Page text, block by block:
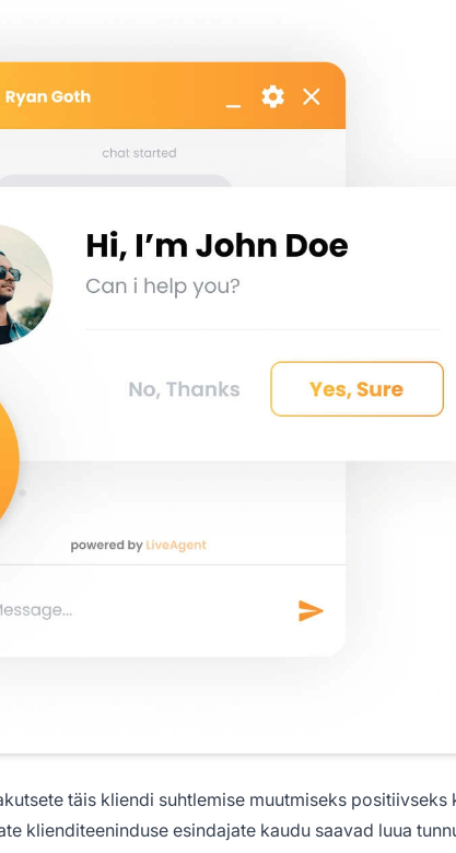
täis kliendi suhtlemise muutmiseks positiivseks
klienditeeninduse esindajate kaudu saavad luua